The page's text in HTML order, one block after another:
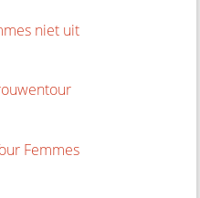
niet uit
Femmes